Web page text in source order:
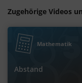
Zugehörige Videos
Mathematik
Abstand